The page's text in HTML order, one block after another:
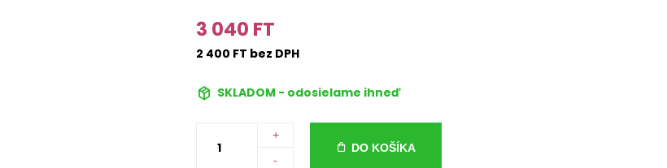
3 040 FT
2 400 FT bez DPH
SKLADOM - odosielame ihneď
+
-
DO KOŠÍKA